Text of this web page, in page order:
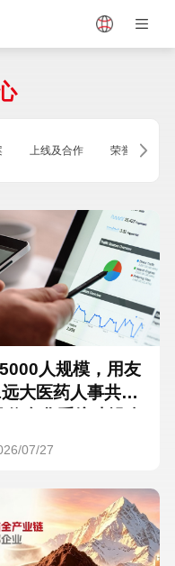
Vietnam
上线及合作 荣誉及资质
人规模，用友
大医药人事共享
07/27